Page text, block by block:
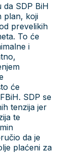
da SDP BiH
plan, koji
prevelikih
To će
i
će
SDP se
tenzija jer
te
da je
plaćeni za